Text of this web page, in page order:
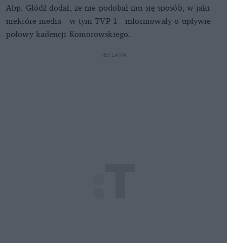
Abp. Głódź dodał, że nie podobał mu się sposób, w jaki
niektóre media - w tym TVP 1 - informowały o upływie
połowy kadencji Komorowskiego.
REKLAMA